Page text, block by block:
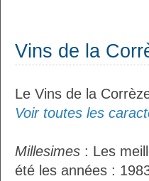
Vins de la
Le Vins de la
Voir toutes les
Millesimes : Les
été les années :